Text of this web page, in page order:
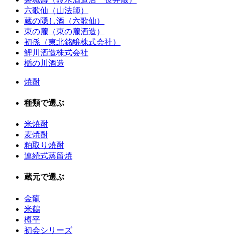
六歌仙（山法師）
蔵の隠し酒（六歌仙）
東の麓（東の麓酒造）
初孫（東北銘醸株式会社）
鯉川酒造株式会社
楯の川酒造
焼酎
種類で選ぶ
米焼酎
麦焼酎
粕取り焼酎
連続式蒸留焼
蔵元で選ぶ
金龍
米鶴
樽平
初会シリーズ